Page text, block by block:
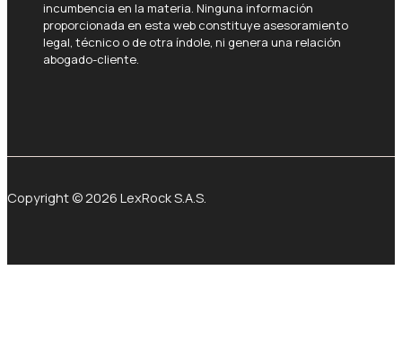
incumbencia en la materia. Ninguna información
proporcionada en esta web constituye asesoramiento
legal, técnico o de otra índole, ni genera una relación
abogado-cliente.
Copyright © 2026 LexRock S.A.S.